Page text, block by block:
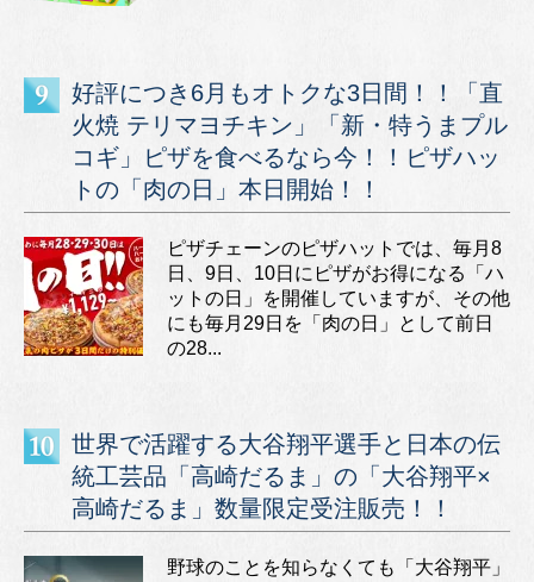
好評につき6月もオトクな3日間！！「直
火焼 テリマヨチキン」「新・特うまプル
コギ」ピザを食べるなら今！！ピザハッ
トの「肉の日」本日開始！！
ピザチェーンのピザハットでは、毎月8
日、9日、10日にピザがお得になる「ハ
ットの日」を開催していますが、その他
にも毎月29日を「肉の日」として前日
の28...
世界で活躍する大谷翔平選手と日本の伝
統工芸品「高崎だるま」の「大谷翔平×
高崎だるま」数量限定受注販売！！
野球のことを知らなくても「大谷翔平」